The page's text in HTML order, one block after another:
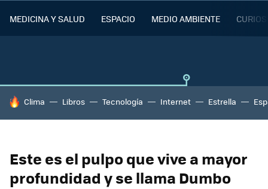
MEDICINA Y SALUD ESPACIO MEDIO AMBIENTE
HOY SE HABLA DE
Clima Libros Tecnología Internet Estrella
Este es el pulpo que vive a mayor
profundidad y se llama Dumbo